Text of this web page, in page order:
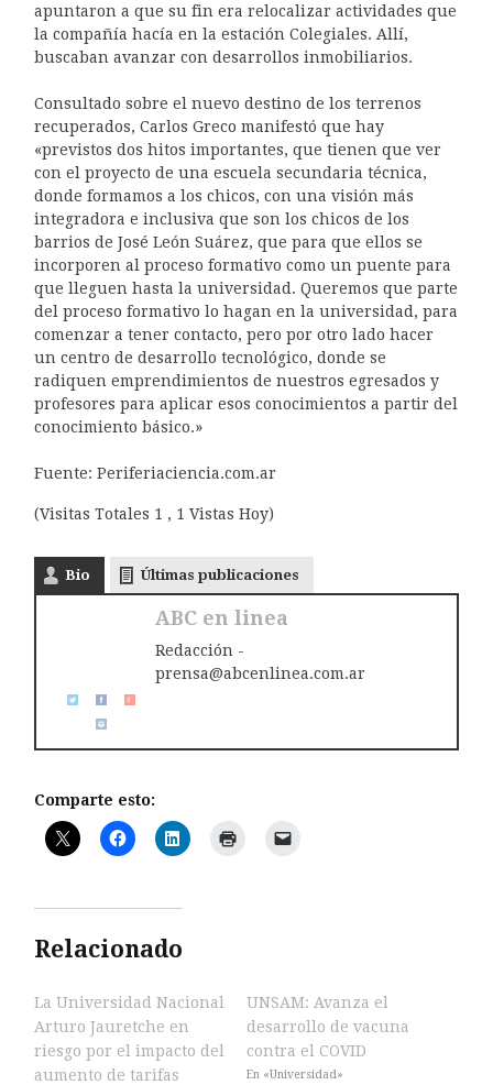
apuntaron a que su fin era relocalizar actividades que
la compañía hacía en la estación Colegiales. Allí,
buscaban avanzar con desarrollos inmobiliarios.
Consultado sobre el nuevo destino de los terrenos
recuperados, Carlos Greco manifestó que hay
«previstos dos hitos importantes, que tienen que ver
con el proyecto de una escuela secundaria técnica,
donde formamos a los chicos, con una visión más
integradora e inclusiva que son los chicos de los
barrios de José León Suárez, que para que ellos se
incorporen al proceso formativo como un puente para
que lleguen hasta la universidad. Queremos que parte
del proceso formativo lo hagan en la universidad, para
comenzar a tener contacto, pero por otro lado hacer
un centro de desarrollo tecnológico, donde se
radiquen emprendimientos de nuestros egresados y
profesores para aplicar esos conocimientos a partir del
conocimiento básico.»
Fuente: Periferiaciencia.com.ar
(Visitas Totales 1 , 1 Vistas Hoy)
Bio Últimas publicaciones
ABC en linea
Redacción -
prensa@abcenlinea.com.ar
Comparte esto:
Relacionado
La Universidad Nacional
Arturo Jauretche en
riesgo por el impacto del
aumento de tarifas
UNSAM: Avanza el
desarrollo de vacuna
contra el COVID
En «Universidad»